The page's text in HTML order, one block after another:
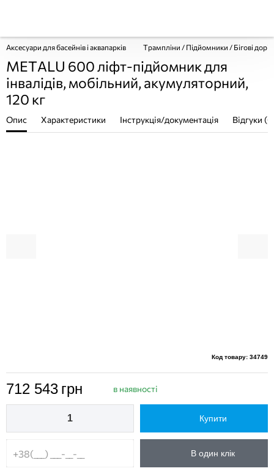
Аксесуари для басейнів і аквапарків Трампліни / Підйомники / Бігові
METALU 600 ліфт-підйомник для
інвалідів, мобільний, акумуляторний,
120 кг
Опис Характеристики Інструкція/документація Відгуки
Код товару: 34749
712 543 грн в наявності
Купити
В один клік